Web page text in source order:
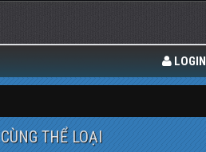
LOGIN
CÙNG THỂ LOẠI